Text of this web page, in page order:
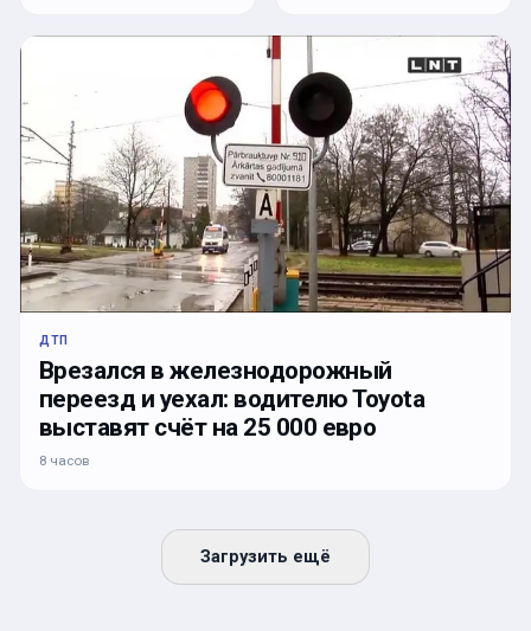
ДТП
Врезался в железнодорожный
переезд и уехал: водителю Toyota
выставят счёт на 25 000 евро
8 часов
Загрузить ещё